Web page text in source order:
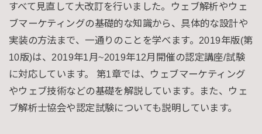
すべて見直して大改訂を行いました。ウェブ解析やウェ
ブマーケティングの基礎的な知識から、具体的な設計や
実装の方法まで、一通りのことを学べます。2019年版(第
10版)は、2019年1月~2019年12月開催の認定講座/試験
に対応しています。 第1章では、ウェブマーケティング
やウェブ技術などの基礎を解説しています。また、ウェ
ブ解析士協会や認定試験についても説明しています。